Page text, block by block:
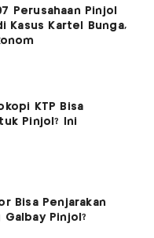
Perusahaan Pinjol
Kasus Kartel Bunga,
KTP Bisa
Pinjol? Ini
Bisa Penjarakan
Galbay Pinjol?